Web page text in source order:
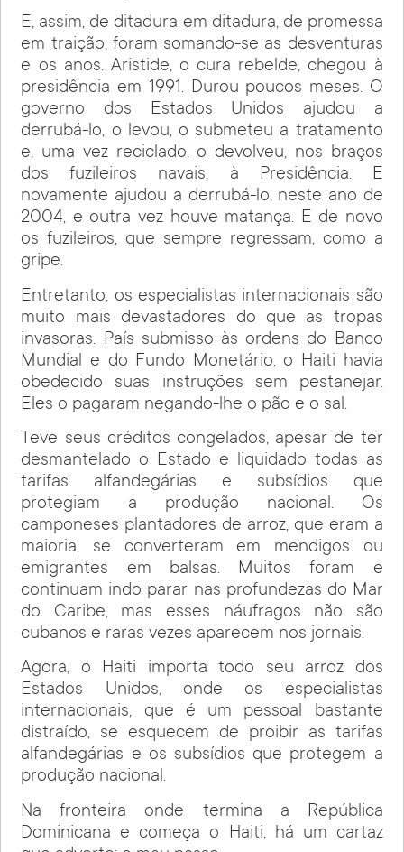
E, assim, de ditadura em ditadura, de promessa
em traição, foram somando-se as desventuras
e os anos. Aristide, o cura rebelde, chegou à
presidência em 1991. Durou poucos meses. O
governo dos Estados Unidos ajudou a
derrubá-lo, o levou, o submeteu a tratamento
e, uma vez reciclado, o devolveu, nos braços
dos fuzileiros navais, à Presidência. E
novamente ajudou a derrubá-lo, neste ano de
2004, e outra vez houve matança. E de novo
os fuzileiros, que sempre regressam, como a
gripe.
Entretanto, os especialistas internacionais são
muito mais devastadores do que as tropas
invasoras. País submisso às ordens do Banco
Mundial e do Fundo Monetário, o Haiti havia
obedecido suas instruções sem pestanejar.
Eles o pagaram negando-lhe o pão e o sal.
Teve seus créditos congelados, apesar de ter
desmantelado o Estado e liquidado todas as
tarifas alfandegárias e subsídios que
protegiam a produção nacional. Os
camponeses plantadores de arroz, que eram a
maioria, se converteram em mendigos ou
emigrantes em balsas. Muitos foram e
continuam indo parar nas profundezas do Mar
do Caribe, mas esses náufragos não são
cubanos e raras vezes aparecem nos jornais.
Agora, o Haiti importa todo seu arroz dos
Estados Unidos, onde os especialistas
internacionais, que é um pessoal bastante
distraído, se esquecem de proibir as tarifas
alfandegárias e os subsídios que protegem a
produção nacional.
Na fronteira onde termina a República
Dominicana e começa o Haiti, há um cartaz